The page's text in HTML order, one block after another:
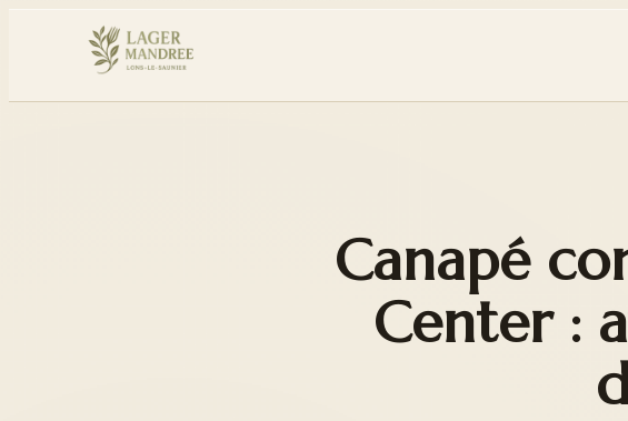
Canapé
Center :